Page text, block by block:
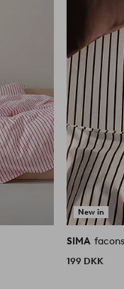
New in
SIMA
199 DKK